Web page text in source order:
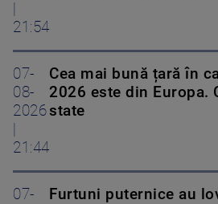
21:54
07-
08-
2026
21:44
Cea mai bună țară în
2026 este din Europa.
state
07-
Furtuni puternice au